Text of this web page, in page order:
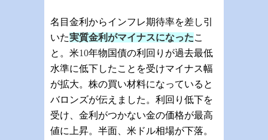
名目金利からインフレ期待率を差し引
いた実質金利がマイナスになったこ
と。米10年物国債の利回りが過去最低
水準に低下したことを受けマイナス幅
が拡大。株の買い材料になっていると
バロンズが伝えました。利回り低下を
受け、金利がつかない金の価格が最高
値に上昇。半面、米ドル相場が下落。